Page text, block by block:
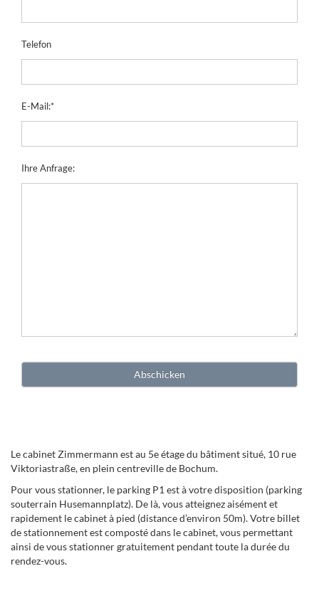
Telefon
E-Mail:*
Ihre Anfrage:
Le cabinet Zimmermann est au 5e étage du bâtiment situé, 10 rue
Viktoriastraße, en plein centreville de Bochum.
Pour vous stationner, le parking P1 est à votre disposition (parking
souterrain Husemannplatz). De là, vous atteignez aisément et
rapidement le cabinet à pied (distance d’environ 50m). Votre billet
de stationnement est composté dans le cabinet, vous permettant
ainsi de vous stationner gratuitement pendant toute la durée du
rendez-vous.